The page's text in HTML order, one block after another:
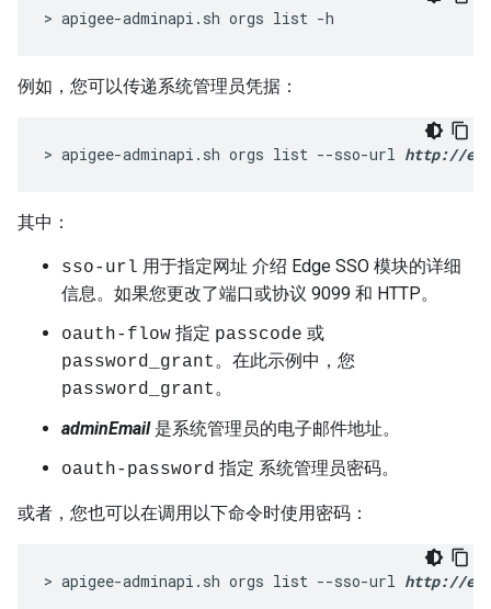
> apigee-adminapi.sh orgs list -h
例如，您可以传递系统管理员凭据：
> apigee-adminapi.sh orgs list --sso-url http://
其中：
sso-url 用于指定网址 介绍 Edge SSO 模块的详细
信息。如果您更改了端口或协议 9099 和 HTTP。
oauth-flow 指定 passcode 或
password_grant。在此示例中，您
password_grant。
adminEmail是系统管理员的电子邮件地址。
oauth-password 指定 系统管理员密码。
或者，您也可以在调用以下命令时使用密码：
> apigee-adminapi.sh orgs list --sso-url http://